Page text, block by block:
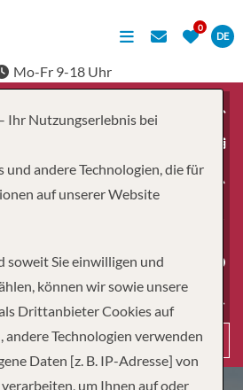
DE
Mo-Fr 9-18 Uhr
Suchen
Ihr Nutzungserlebnis bei
andere Technologien, die für
auf unserer Website
soweit Sie einwilligen und
können wir sowie unsere
Drittanbieter Cookies auf
andere Technologien verwenden
Daten [z. B. IP-Adresse] von
um Ihnen auf oder